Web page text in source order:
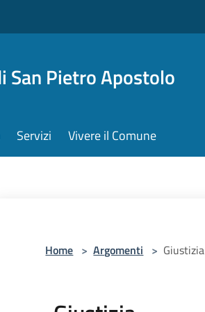
San Pietro Apostolo
Servizi Vivere il Comune
Home > Argomenti > Giustizia